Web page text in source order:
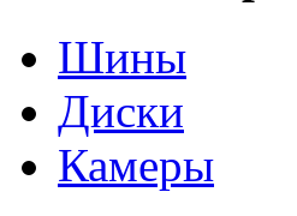
Шины
Диски
Камеры